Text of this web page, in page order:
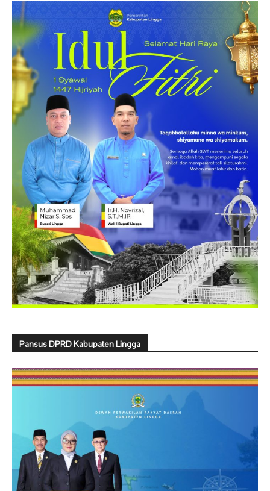
Pansus DPRD Kabupaten Lingga